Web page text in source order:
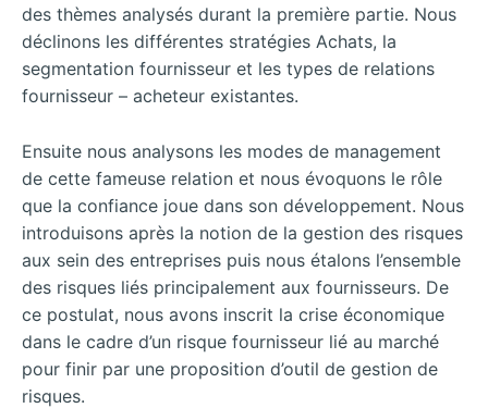
des thèmes analysés durant la première partie. Nous
déclinons les différentes stratégies Achats, la
segmentation fournisseur et les types de relations
fournisseur – acheteur existantes.
Ensuite nous analysons les modes de management
de cette fameuse relation et nous évoquons le rôle
que la confiance joue dans son développement. Nous
introduisons après la notion de la gestion des risques
aux sein des entreprises puis nous étalons l’ensemble
des risques liés principalement aux fournisseurs. De
ce postulat, nous avons inscrit la crise économique
dans le cadre d’un risque fournisseur lié au marché
pour finir par une proposition d’outil de gestion de
risques.